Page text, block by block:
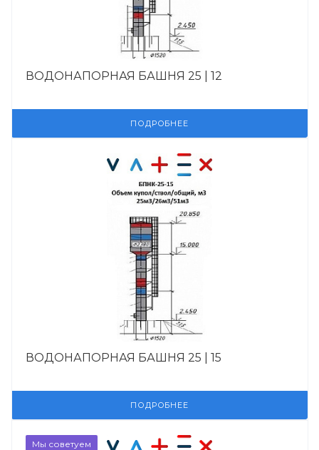
ВОДОНАПОРНАЯ БАШНЯ 25 | 12
ПОДРОБНЕЕ
ВОДОНАПОРНАЯ БАШНЯ 25 | 15
ПОДРОБНЕЕ
Мы советуем